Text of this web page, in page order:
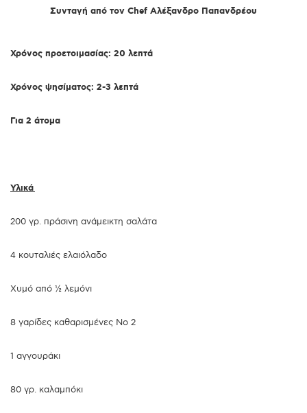
Συνταγή από τον Chef Αλέξανδρο Παπανδρέου
Χρόνος προετοιμασίας: 20 λεπτά
Χρόνος ψησίματος: 2-3 λεπτά
Για 2 άτομα
Υλικά
200 γρ. πράσινη ανάμεικτη σαλάτα
4 κουταλιές ελαιόλαδο
Χυμό από ½ λεμόνι
8 γαρίδες καθαρισμένες Νο 2
1 αγγουράκι
80 γρ. καλαμπόκι